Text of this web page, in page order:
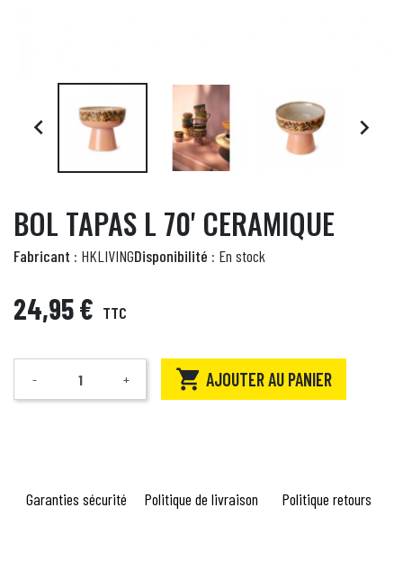
 
BOL TAPAS L 70' CERAMIQUE
Fabricant : HKLIVINGDisponibilité : En stock
24,95 € TTC
Quantité
- +  AJOUTER AU PANIER
Garanties sécurité Politique de livraison Politique retours